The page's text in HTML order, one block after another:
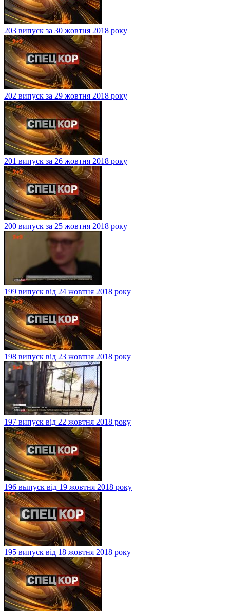
203 випуск за 30 жовтня 2018 року
202 випуск за 29 жовтня 2018 року
201 випуск за 26 жовтня 2018 року
200 випуск за 25 жовтня 2018 року
199 випуск від 24 жовтня 2018 року
198 випуск від 23 жовтня 2018 року
197 випуск від 22 жовтня 2018 року
196 выпуск від 19 жовтня 2018 року
195 випуск від 18 жовтня 2018 року